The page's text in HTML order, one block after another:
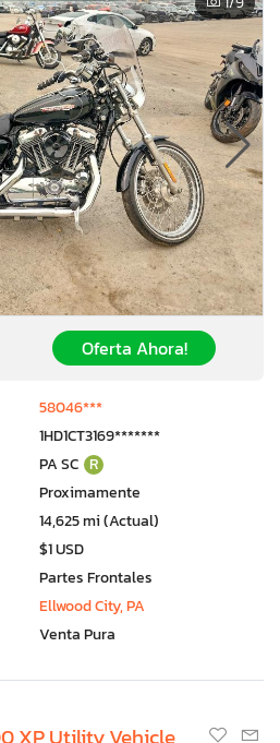
Oferta Ahora!
58046***
1HD1CT3169*******
PA SC R
Proximamente
14,625 mi (Actual)
$1 USD
Partes Frontales
Ellwood City, PA
Venta Pura
XP Utility Vehicle